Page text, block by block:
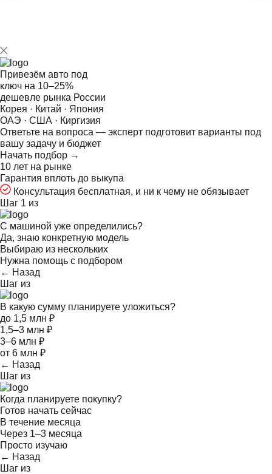
Привезём авто под
ключ на 10–25%
дешевле рынка России
Корея · Китай · Япония
ОАЭ · США · Киргизия
Ответьте на вопроса — эксперт подготовит варианты под
вашу задачу и бюджет
Начать подбор →
10 лет на рынке
Гарантия вплоть до выкупа
Консультация бесплатная, и ни к чему не обязывает
Шаг 1 из
С машиной уже определились?
Да, знаю конкретную модель
Выбираю из нескольких
Нужна помощь с подбором
← Назад
Шаг из
В какую сумму планируете уложиться?
до 1,5 млн ₽
1,5–3 млн ₽
3–6 млн ₽
от 6 млн ₽
← Назад
Шаг из
Когда планируете покупку?
Готов начать сейчас
В течение месяца
Через 1–3 месяца
Просто изучаю
← Назад
Шаг из